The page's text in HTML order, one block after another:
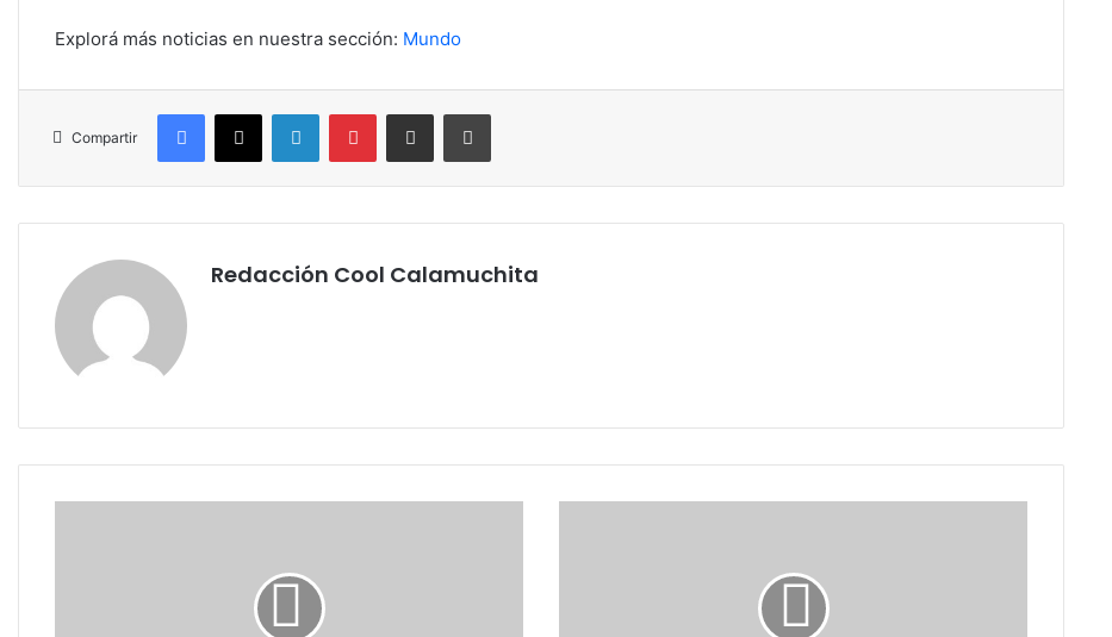
Explorá más noticias en nuestra sección: Mundo
Compartir
Facebook
X LinkedInPinterestCompartir por correo electrónicoImprimir
Redacción Cool Calamuchita